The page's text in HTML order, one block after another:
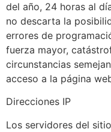
del año, 24 horas al
no descarta la
errores de
fuerza mayor,
circunstancias
acceso a la página
Direcciones IP
Los servidores del